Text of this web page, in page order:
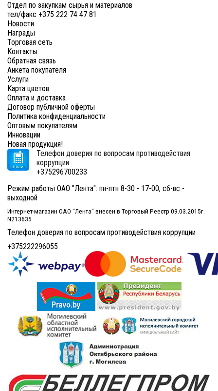
Отдел по закупкам сырья и материалов
тел/факс +375 222 74 47 81
Новости
Награды
Торговая сеть
Контакты
Обратная связь
Анкета покупателя
Услуги
Карта цветов
Оплата и доставка
Договор публичной оферты
Политика конфиденциальности
Оптовым покупателям
Инновации
Новая продукция!
Телефон доверия по вопросам противодействия
коррупции
+375296700233
Режим работы ОАО "Лента": пн-птн 8-30 - 17-00, сб-вс -
выходной
Интернет-магазин ОАО "Лента" внесен в Торговый Реестр 09.03.2015г.
N213635
Телефон доверия по вопросам противодействия коррупции
+375222296055